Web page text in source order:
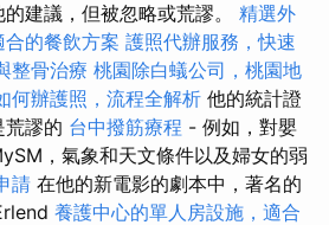
建議，但被忽略或荒謬。 精選外
的餐飲方案 護照代辦服務，快速
整骨治療 桃園除白蟻公司，桃園地
何辦護照，流程全解析 他的統計證
荒謬的 台中撥筋療程 - 例如，對嬰
，氣象和天文條件以及婦女的弱
請 在他的新電影的劇本中，著名的
養護中心的單人房設施，適合